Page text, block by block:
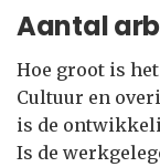
Aantal
Hoe groot is
Cultuur en
is de
Is de